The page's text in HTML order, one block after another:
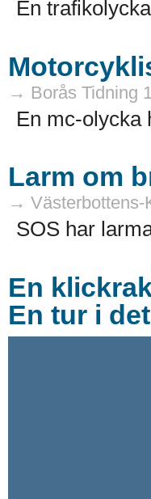
En
→ Borås Tidning
En mc-olycka
Larm om
→ Västerbottens-
SOS har
En
En tur i